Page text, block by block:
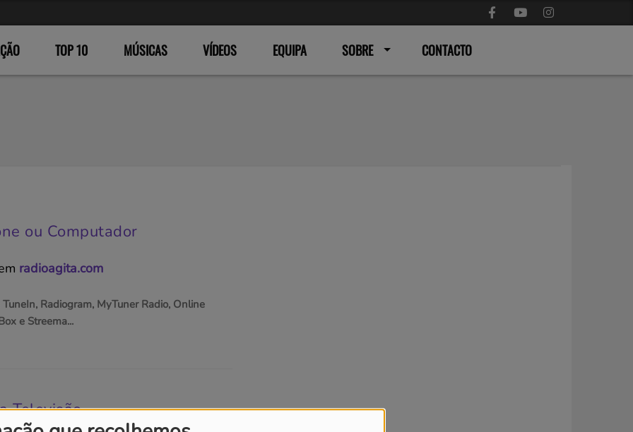
TOP 10 MÚSICAS VÍDEOS EQUIPA SOBRE CONTACTO
ou Computador
radioagita.com
TuneIn, Radiogram, MyTuner Radio, Online
e Streema...
Televisão